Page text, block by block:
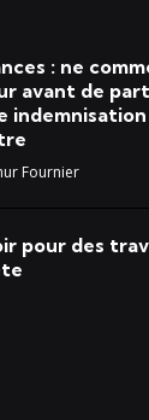
: ne
avant de
indemnisation
Fournier
pour des